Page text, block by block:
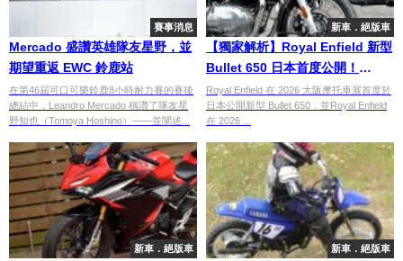
賽事消息
Mercado 盛讚英雄隊友星野，並
期望重返 EWC 鈴鹿站
在第46屆可口可樂鈴鹿8小時耐力賽的賽後
總結中，Leandro Mercado 稱讚了隊友星
野知也（Tomoya Hoshino）——並闡述...
新車．絕版車
【獨家解析】Royal Enfield 新型
Bullet 650 日本首度公開！
Classic 650 125週年紀念版同步
亮相【2026大阪摩托車展】
Royal Enfield 在 2026 大阪摩托車展首度於
日本公開新型 Bullet 650，並Royal Enfield
在 2026 ...
新車．絕版車 新車．絕版車